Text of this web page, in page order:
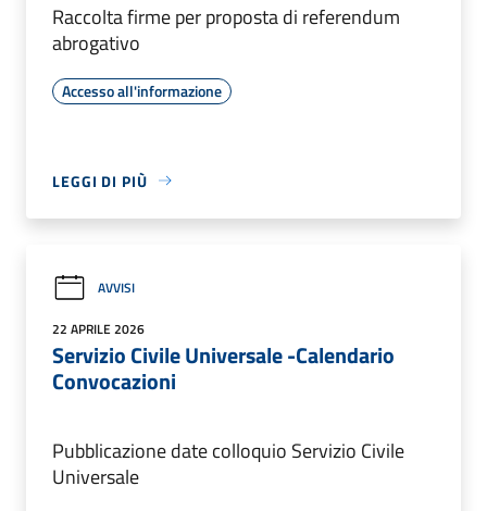
Raccolta firme per proposta di referendum
abrogativo
Accesso all'informazione
LEGGI DI PIÙ
AVVISI
22 APRILE 2026
Servizio Civile Universale -Calendario
Convocazioni
Pubblicazione date colloquio Servizio Civile
Universale